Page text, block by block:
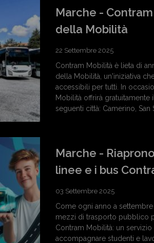
Marche -
della Mobilità
22 Settembre 2025
Contram Mobilità è lieta di
della Mobilità, un'iniziativa
accessibili per tutti. In
Mobilità offrirà
seguenti città: Camerino,
Marche -
linee e i bus
03 Settembre 2025
Come ogni anno a
mezzi di trasporto pubblico
Contram Mobilità: un servizio
accompagnare studenti e